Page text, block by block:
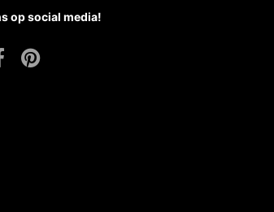
op social media!